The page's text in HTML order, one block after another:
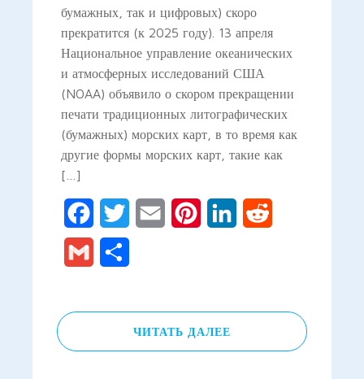
бумажных, так и цифровых) скоро
прекратится (к 2025 году). 13 апреля
Национальное управление океанических
и атмосферных исследований США
(NOAA) объявило о скором прекращении
печати традиционных литографических
(бумажных) морских карт, в то время как
другие формы морских карт, такие как
[…]
FacebookTwitter Email PinterestLinkedIn
Gmail
ЧИТАТЬ ДАЛЕЕ